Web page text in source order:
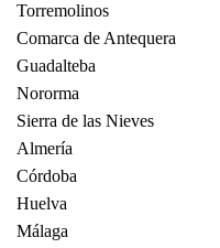
Torremolinos
Comarca de Antequera
Guadalteba
Nororma
Sierra de las Nieves
Almería
Córdoba
Huelva
Málaga